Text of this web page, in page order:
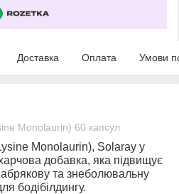
Доставка Оплата Умови
Monolaurin) 60 капсул
Monolaurin), Solaray у
добавка, яка підвищує
та знеболювальну
бодібілдингу.